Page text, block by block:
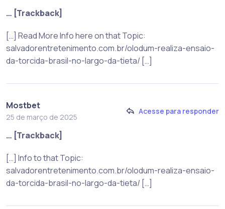
… [Trackback]
[…] Read More Info here on that Topic:
salvadorentretenimento.com.br/olodum-realiza-ensaio-
da-torcida-brasil-no-largo-da-tieta/ […]
Mostbet
25 de março de 2025
Acesse para responder
… [Trackback]
[…] Info to that Topic:
salvadorentretenimento.com.br/olodum-realiza-ensaio-
da-torcida-brasil-no-largo-da-tieta/ […]